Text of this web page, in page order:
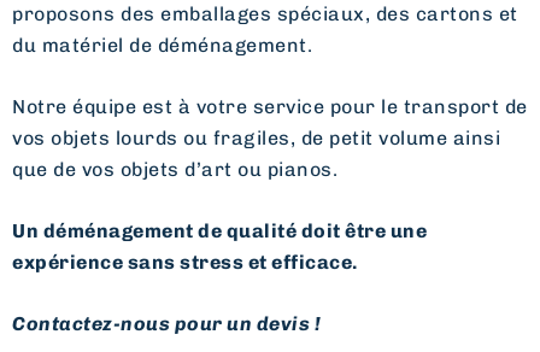
proposons des emballages spéciaux, des cartons et
du matériel de déménagement.
Notre équipe est à votre service pour le transport de
vos objets lourds ou fragiles, de petit volume ainsi
que de vos objets d’art ou pianos.
Un déménagement de qualité doit être une
expérience sans stress et efficace.
Contactez-nous pour un devis !